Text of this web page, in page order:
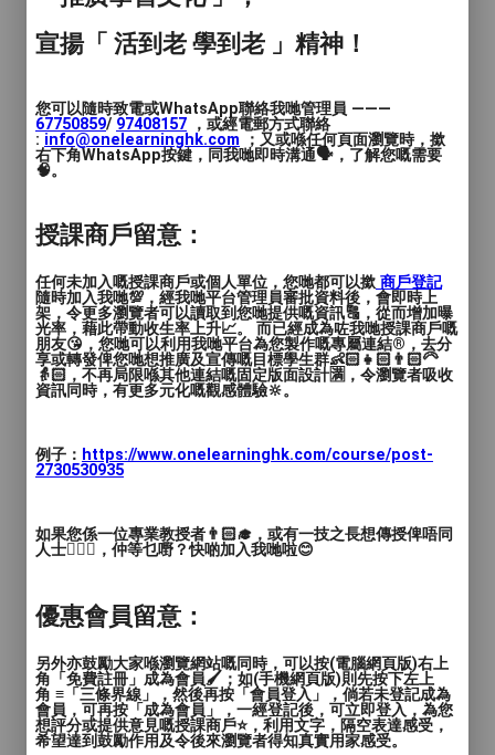
宣揚「 活到老 學到老 」精神！
您可以隨時致電或WhatsApp聯絡我哋管理員 ———
67750859/ 97408157 ，或經電郵方式聯絡
: info@onelearninghk.com ；又或喺任何頁面瀏覽時，撳
右下角WhatsApp按鍵，同我哋即時溝通🗣️，了解您嘅需要
🧠。
授課商戶留意：
任何未加入嘅授課商戶或個人單位，您哋都可以撳 商戶登記
隨時加入我哋💯，經我哋平台管理員審批資料後，會即時上
架，令更多瀏覽者可以讀取到您哋提供嘅資訊🔠，從而增加曝
光率，藉此帶動收生率上升📈。 而已經成為咗我哋授課商戶嘅
朋友😘，您哋可以利用我哋平台為您製作嘅專屬連結®️，去分
享或轉發俾您哋想推廣及宣傳嘅目標學生群👶🏻👧🏻👨🏻‍🦳
👵🏻，不再局限喺其他連結嘅固定版面設計🈵，令瀏覽者吸收
資訊同時，有更多元化嘅觀感體驗🔆。
例子： https://www.onelearninghk.com/course/post-
2730530935
如果您係一位專業教授者👨🏻‍🎓，或有一技之長想傳授俾唔同
人士🙋🏻‍♂️，仲等乜嘢？快啲加入我哋啦😊
優惠會員留意：
另外亦鼓勵大家喺瀏覽網站嘅同時，可以按(電腦網頁版)右上
角「免費註冊」成為會員🖌️；如(手機網頁版)則先按下左上
角 ≡「三條界線」，然後再按「會員登入」，倘若未登記成為
會員，可再按「成為會員」，一經登記後，可立即登入，為您
想評分或提供意見嘅授課商戶⭐️，利用文字，隔空表達感受，
希望達到鼓勵作用及令後來瀏覽者得知真實用家感受。